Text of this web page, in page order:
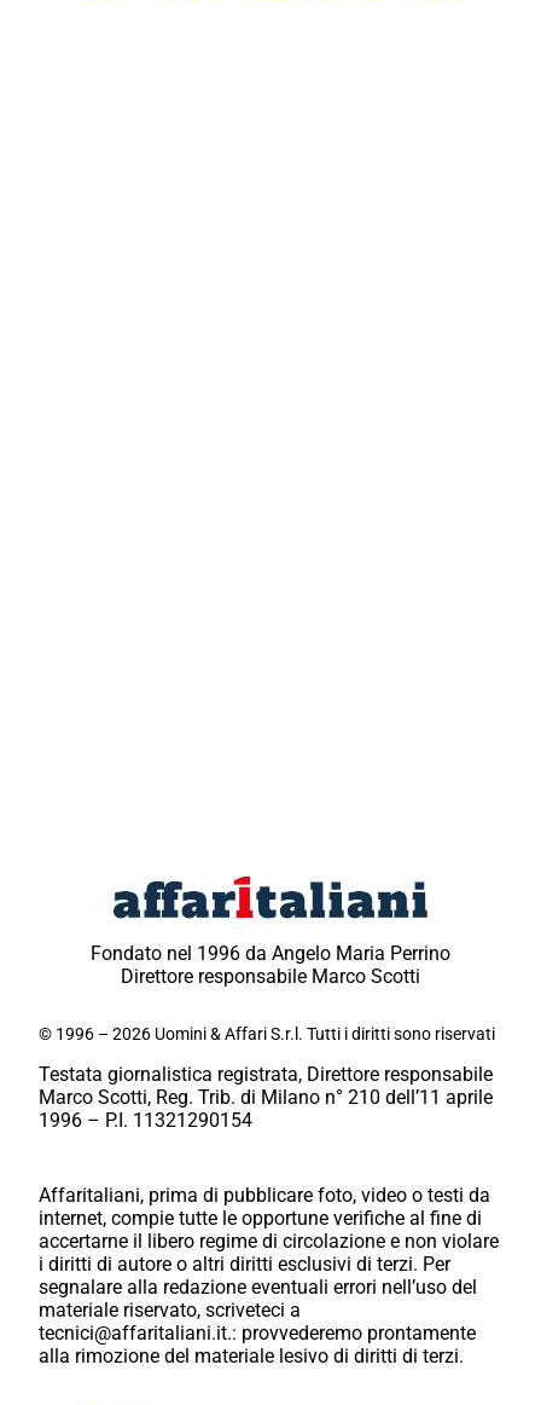
Fondato nel 1996 da Angelo Maria Perrino
Direttore responsabile Marco Scotti
© 1996 – 2026 Uomini & Affari S.r.l. Tutti i diritti sono riservati
Testata giornalistica registrata, Direttore responsabile
Marco Scotti, Reg. Trib. di Milano n° 210 dell’11 aprile
1996 – P.I. 11321290154
Affaritaliani, prima di pubblicare foto, video o testi da
internet, compie tutte le opportune verifiche al fine di
accertarne il libero regime di circolazione e non violare
i diritti di autore o altri diritti esclusivi di terzi. Per
segnalare alla redazione eventuali errori nell’uso del
materiale riservato, scriveteci a
tecnici@affaritaliani.it.: provvederemo prontamente
alla rimozione del materiale lesivo di diritti di terzi.